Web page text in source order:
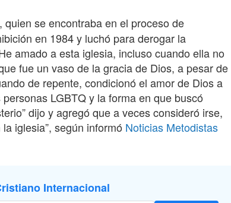
, quien se encontraba en el proceso de
en 1984 y luchó para derogar la
amado a esta iglesia, incluso cuando ella no
fue un vaso de la gracia de Dios, a pesar de
de repente, condicionó el amor de Dios a
LGBTQ y la forma en que buscó
dijo y agregó que a veces consideró irse,
iglesia”, según informó Noticias Metodistas
Internacional